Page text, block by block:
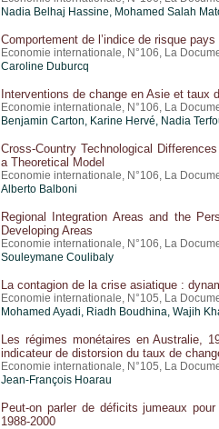
Nadia Belhaj Hassine, Mohamed Salah
Comportement de l’indice de risque
Economie internationale, N°106, La
Caroline Duburcq
Interventions de change en Asie et taux
Economie internationale, N°106, La
Benjamin Carton, Karine Hervé, Nadia
Cross-Country Technological
a Theoretical Model
Economie internationale, N°106, La
Alberto Balboni
Regional Integration Areas and the
Developing Areas
Economie internationale, N°106, La
Souleymane Coulibaly
La contagion de la crise asiatique :
Economie internationale, N°105, La
Mohamed Ayadi, Riadh Boudhina, Wajih
Les régimes monétaires en Australie,
indicateur de distorsion du taux de
Economie internationale, N°105, La
Jean-François Hoarau
Peut-on parler de déficits jumeaux
1988-2000